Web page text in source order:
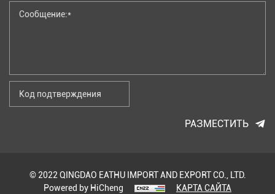
РАЗМЕСТИТЬ
© 2022 QINGDAO EATHU IMPORT AND EXPORT CO., LTD.
Powered by HiCheng
КАРТА САЙТА